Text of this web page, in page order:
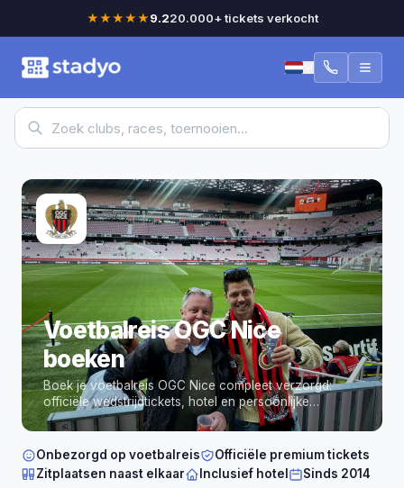
★★★★★9.220.000+ tickets verkocht
Voetbalreis OGC Nice
boeken
Boek je voetbalreis OGC Nice compleet verzorgd:
officiële wedstrijdtickets, hotel en persoonlijke
begeleiding, direct bevestigd.
Onbezorgd op voetbalreis
Officiële premium tickets
Zitplaatsen naast elkaar
Inclusief hotel Sinds 2014